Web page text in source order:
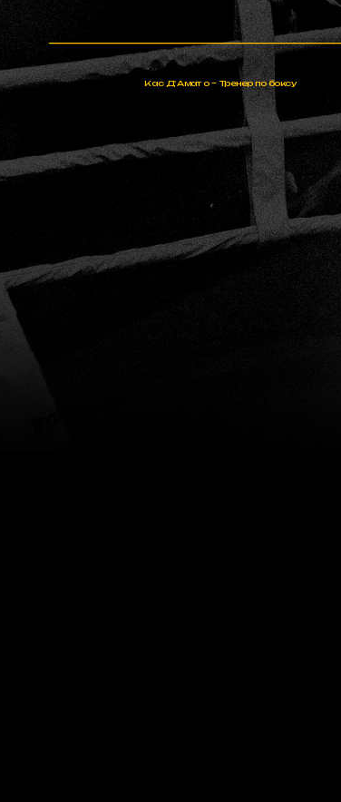
Кас Д'Амато – Тренер по боксу